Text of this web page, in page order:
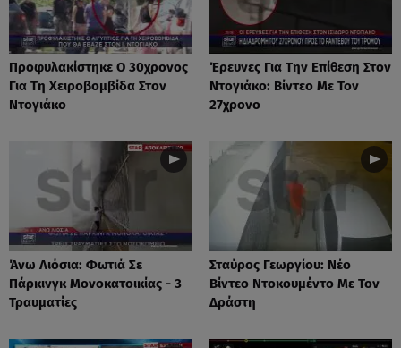
Προφυλακίστηκε Ο 30χρονος
Για Τη Χειροβομβίδα Στον
Ντογιάκο
Έρευνες Για Την Επίθεση Στον
Ντογιάκο: Βίντεο Με Τον
27χρονο
Άνω Λιόσια: Φωτιά Σε
Πάρκινγκ Μονοκατοικίας - 3
Τραυματίες
Σταύρος Γεωργίου: Νέο
Βίντεο Ντοκουμέντο Με Τον
Δράστη